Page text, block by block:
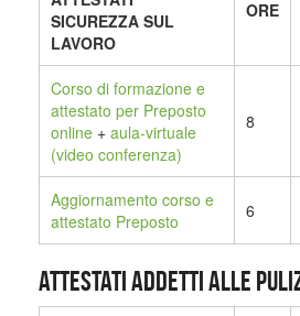
SICUREZZA SUL
LAVORO
ORE
Corso di formazione e
attestato per Preposto
online + aula-virtuale
(video conferenza)
8
Aggiornamento corso e
attestato Preposto
6
ATTESTATI ADDETTI ALLE